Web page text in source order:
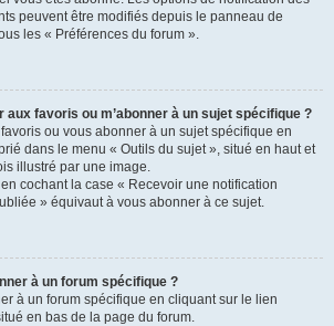
peuvent être modifiés depuis le panneau de
les « Préférences du forum ».
aux favoris ou m’abonner à un sujet spécifique ?
ou vous abonner à un sujet spécifique en
dans le menu « Outils du sujet », situé en haut et
illustré par une image.
cochant la case « Recevoir une notification
» équivaut à vous abonner à ce sujet.
à un forum spécifique ?
à un forum spécifique en cliquant sur le lien
en bas de la page du forum.